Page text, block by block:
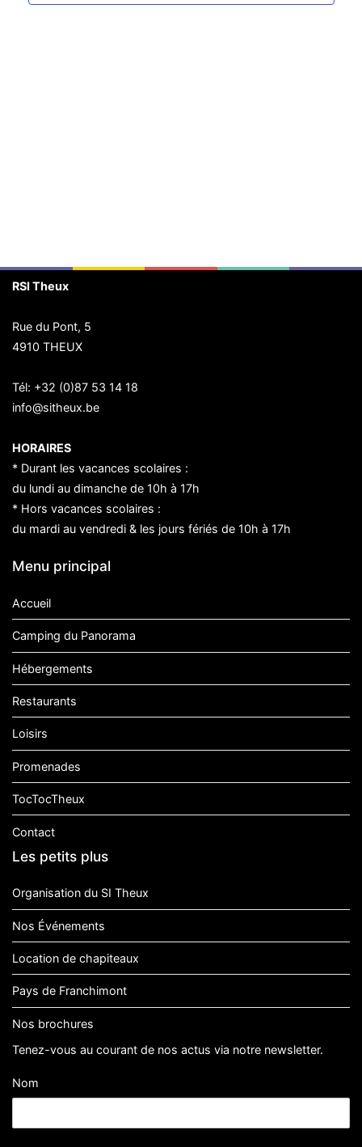
RSI Theux
Rue du Pont, 5
4910 THEUX
Tél: +32 (0)87 53 14 18
info@sitheux.be
HORAIRES
* Durant les vacances scolaires :
du lundi au dimanche de 10h à 17h
* Hors vacances scolaires :
du mardi au vendredi & les jours fériés de 10h à 17h
Menu principal
Accueil
Camping du Panorama
Hébergements
Restaurants
Loisirs
Promenades
TocTocTheux
Contact
Les petits plus
Organisation du SI Theux
Nos Événements
Location de chapiteaux
Pays de Franchimont
Nos brochures
Tenez-vous au courant de nos actus via notre newsletter.
Nom